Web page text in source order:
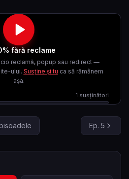
fără reclame
reclamă, popup sau redirect —
ului. Susține și tu ca să rămânem
așa.
1 susținători
Ep. 5